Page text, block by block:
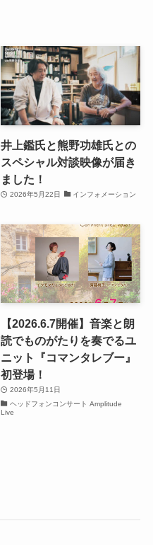
井上鑑氏と熊野功雄氏との
スペシャル対談映像が届き
ました！
2026年5月22日 インフォメーション
【2026.6.7開催】音楽と朗
読でものがたりを奏でるユ
ニット『コマンタレブー』
初登場！
2026年5月11日
ヘッドフォンコンサート Amplitude
Live